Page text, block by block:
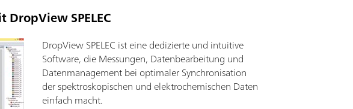
SPELEC
DropView SPELEC ist eine dedizierte und intuitive
Software, die Messungen, Datenbearbeitung und
Datenmanagement bei optimaler Synchronisation
der spektroskopischen und elektrochemischen Daten
einfach macht.